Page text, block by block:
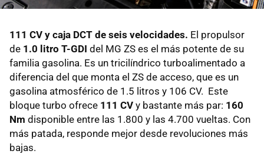
111 CV y caja DCT de seis velocidades. El propulsor
de 1.0 litro T-GDI del MG ZS es el más potente de su
familia gasolina. Es un tricilíndrico turboalimentado a
diferencia del que monta el ZS de acceso, que es un
gasolina atmosférico de 1.5 litros y 106 CV. Este
bloque turbo ofrece 111 CV y bastante más par: 160
Nm disponible entre las 1.800 y las 4.700 vueltas. Con
más patada, responde mejor desde revoluciones más
bajas.